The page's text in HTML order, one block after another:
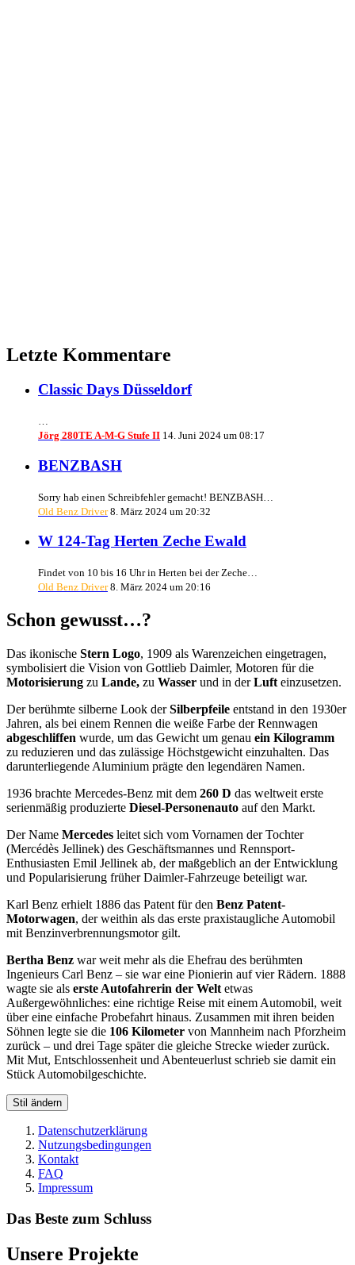
Letzte Kommentare
Classic Days Düsseldorf
…
Jörg 280TE A-M-G Stufe II 14. Juni 2024 um 08:17
BENZBASH
Sorry hab einen Schreibfehler gemacht! BENZBASH…
Old Benz Driver 8. März 2024 um 20:32
W 124-Tag Herten Zeche Ewald
Findet von 10 bis 16 Uhr in Herten bei der Zeche…
Old Benz Driver 8. März 2024 um 20:16
Schon gewusst…?
Das ikonische Stern Logo, 1909 als Warenzeichen eingetragen,
symbolisiert die Vision von Gottlieb Daimler, Motoren für die
Motorisierung zu Lande, zu Wasser und in derLuft einzusetzen.
Der berühmte silberne Look derSilberpfeile entstand in den 1930er
Jahren, als bei einem Rennen die weiße Farbe der Rennwagen
abgeschliffen wurde, um das Gewicht um genau ein Kilogramm
zu reduzieren und das zulässige Höchstgewicht einzuhalten. Das
darunterliegende Aluminium prägte den legendären Namen.
1936 brachte Mercedes-Benz mit dem 260 D das weltweit erste
serienmäßig produzierte Diesel-Personenauto auf den Markt.
Der Name Mercedes leitet sich vom Vornamen der Tochter
(Mercédès Jellinek) des Geschäftsmannes und Rennsport-
Enthusiasten Emil Jellinek ab, der maßgeblich an der Entwicklung
und Popularisierung früher Daimler-Fahrzeuge beteiligt war.
Karl Benz erhielt 1886 das Patent für den Benz Patent-
Motorwagen, der weithin als das erste praxistaugliche Automobil
mit Benzinverbrennungsmotor gilt.
Bertha Benz war weit mehr als die Ehefrau des berühmten
Ingenieurs Carl Benz – sie war eine Pionierin auf vier Rädern. 1888
wagte sie als erste Autofahrerin der Welt etwas
Außergewöhnliches: eine richtige Reise mit einem Automobil, weit
über eine einfache Probefahrt hinaus. Zusammen mit ihren beiden
Söhnen legte sie die 106 Kilometer von Mannheim nach Pforzheim
zurück – und drei Tage später die gleiche Strecke wieder zurück.
Mit Mut, Entschlossenheit und Abenteuerlust schrieb sie damit ein
Stück Automobilgeschichte.
Stil ändern
Datenschutzerklärung
Nutzungsbedingungen
Kontakt
FAQ
Impressum
Das Beste zum Schluss
Unsere Projekte